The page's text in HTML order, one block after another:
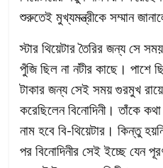
শুরুতেই মুখ্যমন্ত্রীকে সম্মান
স্টার থিয়েটার তৈরির জন্য সে
পুঁজি ছিল না নটীর কাছে। পাশে
টাকার জন্য সেই সময় গুরমুখ
করেছিলেন বিনোদিনী। তাঁকে
নাম হবে বি-থিয়েটার। কিন্তু
পর বিনোদিনীর সেই ইচ্ছে যেন